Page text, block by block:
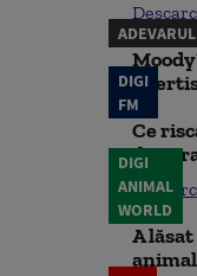
ADEVARUL
DIGI
FM
Ce
din
DIGI
ANIMAL
WORLD
A